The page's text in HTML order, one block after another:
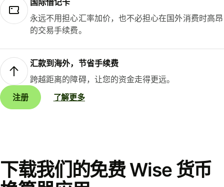
国际借记卡
永远不用担心汇率加价，也不必担心在国外消费时高昂
的交易手续费。
汇款到海外，节省手续费
跨越距离的障碍，让您的资金走得更远。
注册
了解更多
下载我们的免费 Wise 货币